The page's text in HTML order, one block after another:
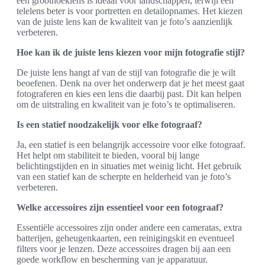
telelens beter is voor portretten en detailopnames. Het kiezen
van de juiste lens kan de kwaliteit van je foto’s aanzienlijk
verbeteren.
Hoe kan ik de juiste lens kiezen voor mijn fotografie stijl?
De juiste lens hangt af van de stijl van fotografie die je wilt
beoefenen. Denk na over het onderwerp dat je het meest gaat
fotograferen en kies een lens die daarbij past. Dit kan helpen
om de uitstraling en kwaliteit van je foto’s te optimaliseren.
Is een statief noodzakelijk voor elke fotograaf?
Ja, een statief is een belangrijk accessoire voor elke fotograaf.
Het helpt om stabiliteit te bieden, vooral bij lange
belichtingstijden en in situaties met weinig licht. Het gebruik
van een statief kan de scherpte en helderheid van je foto’s
verbeteren.
Welke accessoires zijn essentieel voor een fotograaf?
Essentiële accessoires zijn onder andere een cameratas, extra
batterijen, geheugenkaarten, een reinigingskit en eventueel
filters voor je lenzen. Deze accessoires dragen bij aan een
goede workflow en bescherming van je apparatuur.